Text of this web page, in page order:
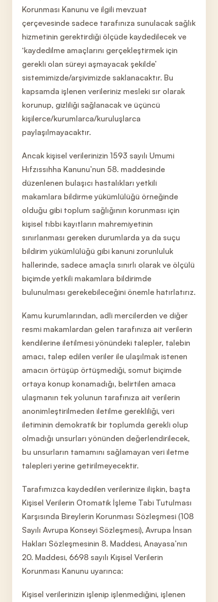
Korunması Kanunu ve ilgili mevzuat
çerçevesinde sadece tarafınıza sunulacak sağlık
hizmetinin gerektirdiği ölçüde kaydedilecek ve
‘kaydedilme amaçlarını gerçekleştirmek için
gerekli olan süreyi aşmayacak şekilde’
sistemimizde/arşivimizde saklanacaktır. Bu
kapsamda işlenen verileriniz mesleki sır olarak
korunup, gizliliği sağlanacak ve üçüncü
kişilerce/kurumlarca/kuruluşlarca
paylaşılmayacaktır.
Ancak kişisel verilerinizin 1593 sayılı Umumi
Hıfzıssıhha Kanunu’nun 58. maddesinde
düzenlenen bulaşıcı hastalıkları yetkili
makamlara bildirme yükümlülüğü örneğinde
olduğu gibi toplum sağlığının korunması için
kişisel tıbbi kayıtların mahremiyetinin
sınırlanması gereken durumlarda ya da suçu
bildirim yükümlülüğü gibi kanuni zorunluluk
hallerinde, sadece amaçla sınırlı olarak ve ölçülü
biçimde yetkili makamlara bildirimde
bulunulması gerekebileceğini önemle hatırlatırız.
Kamu kurumlarından, adli mercilerden ve diğer
resmi makamlardan gelen tarafınıza ait verilerin
kendilerine iletilmesi yönündeki talepler, talebin
amacı, talep edilen veriler ile ulaşılmak istenen
amacın örtüşüp örtüşmediği, somut biçimde
ortaya konup konamadığı, belirtilen amaca
ulaşmanın tek yolunun tarafınıza ait verilerin
anonimleştirilmeden iletilme gerekliliği, veri
iletiminin demokratik bir toplumda gerekli olup
olmadığı unsurları yönünden değerlendirilecek,
bu unsurların tamamını sağlamayan veri iletme
talepleri yerine getirilmeyecektir.
Tarafımızca kaydedilen verilerinize ilişkin, başta
Kişisel Verilerin Otomatik İşleme Tabi Tutulması
Karşısında Bireylerin Korunması Sözleşmesi (108
Sayılı Avrupa Konseyi Sözleşmesi), Avrupa İnsan
Hakları Sözleşmesinin 8. Maddesi, Anayasa’nın
20. Maddesi, 6698 sayılı Kişisel Verilerin
Korunması Kanunu uyarınca:
Kişisel verilerinizin işlenip işlenmediğini, işlenen